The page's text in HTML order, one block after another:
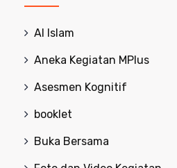
Al Islam
Aneka Kegiatan MPlus
Asesmen Kognitif
booklet
Buka Bersama